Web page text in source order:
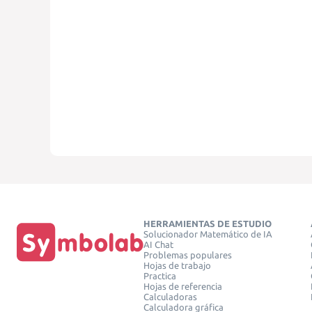
HERRAMIENTAS DE ESTUDIO
Solucionador Matemático de IA
AI Chat
Problemas populares
Hojas de trabajo
Practica
Hojas de referencia
Calculadoras
Calculadora gráfica